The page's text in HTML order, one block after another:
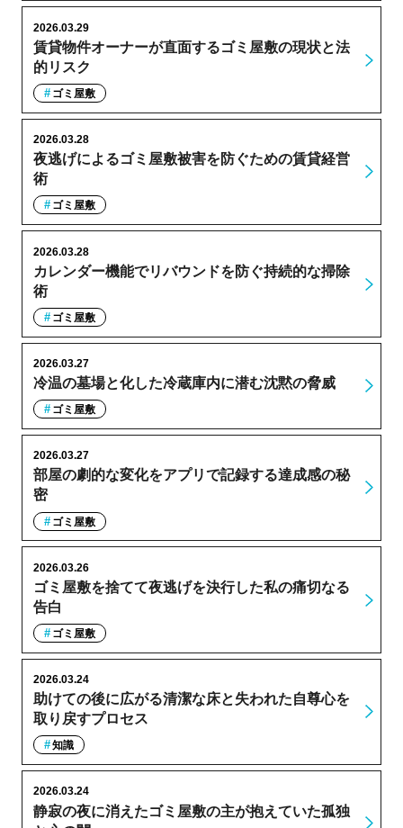
賃貸物件オーナーが直面するゴミ屋敷の現状と法
的リスク
2026.03.29
ゴミ屋敷
夜逃げによるゴミ屋敷被害を防ぐための賃貸経営
術
2026.03.28
ゴミ屋敷
カレンダー機能でリバウンドを防ぐ持続的な掃除
術
2026.03.28
ゴミ屋敷
冷温の墓場と化した冷蔵庫内に潜む沈黙の脅威
2026.03.27
ゴミ屋敷
部屋の劇的な変化をアプリで記録する達成感の秘
密
2026.03.27
ゴミ屋敷
ゴミ屋敷を捨てて夜逃げを決行した私の痛切なる
告白
2026.03.26
ゴミ屋敷
助けての後に広がる清潔な床と失われた自尊心を
取り戻すプロセス
2026.03.24
知識
静寂の夜に消えたゴミ屋敷の主が抱えていた孤独
2026.03.24